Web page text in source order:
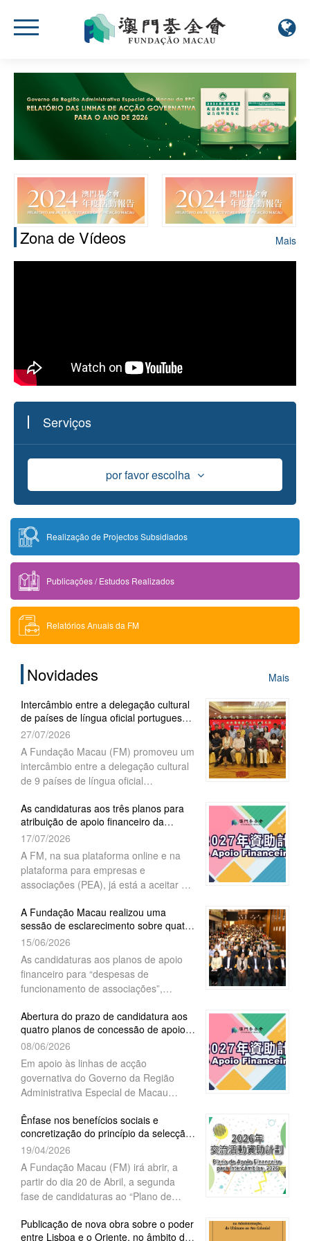
Zona de Vídeos Mais
Serviços
por favor escolha
Apoio Financeiro
Bolsa de Estudo
Uso das Instalações
Download
Solicitação de Bilhetes de Entrada
Recrutamento
Realização de Projectos Subsidiados
Publicações / Estudos Realizados
Relatórios Anuais da FM
Novidades
Mais
Intercâmbio entre a delegação cultural
de países de língua oficial portuguesa
e académicos de Macau
27/07/2026
A Fundação Macau (FM) promoveu um
intercâmbio entre a delegação cultural
de 9 países de língua oficial
Presidente do Conselho de
Administração da FM, Wu Zhiliang, fez
uma apresentação dos êxitos socio-
económicos alcançados após o retorno
de Macau à Pátria, tendo sempre por
base o princípio “Um País, Dois
os resultados resultantes da
preservação das características
culturais únicas de Macau, salientando
a importância de manter uma relação
de cooperação económica, comercial e
cultural entre Macau e os países de
língua portuguesa. Disse, ainda, que
tinha como expectativa que o encontro
pudesse ajudar a estreitar e aprofundar
a cooperação entre Macau e os países
de língua portuguesa nas áreas
académica e cultural.
As candidaturas aos três planos para
atribuição de apoio financeiro da
Fundação Macau para o ano 202...
17/07/2026
A FM, na sua plataforma online e na
plataforma para empresas e
associações (PEA), já está a aceitar as
financeiro de 2027 aos três planos
-“Projectos académicos”,
“Intercâmbios” (1ª fase) e “Actividades
comunitárias”, sendo que as mesmas
terminam a 24 de Julho de 2026,
A Fundação Macau realizou uma
sessão de esclarecimento sobre quatro
planos de apoio financeiro
15/06/2026
As candidaturas aos planos de apoio
financeiro para “despesas de
funcionamento de associações”,
(1.ª fase) e “actividades comunitárias”
para o ano de 2027, decorrerão, a
partir do próximo dia 15 de Junho. A
Fundação Macau (FM),
Abertura do prazo de candidatura aos
quatro planos de concessão de apoio
financeiro, da Fundação Mac...
08/06/2026
Em apoio às linhas de acção
governativa do Governo da Região
Administrativa Especial de Macau
integração na conjuntura nacional,
estimular o desenvolvimento da
sociedade, melhorar o bem-estar dos
cidadãos e preservar as características
comunitárias da RAEM, a Fundação
Macau (FM) deliberou pela
concessão de apoio financeiro,
nomeadamente, para apoiar “despesas
Ênfase nos benefícios sociais e
concretização do princípio da selecção
por mérito Fundação Macau abr...
19/04/2026
A Fundação Macau (FM) irá abrir, a
partir do dia 20 de Abril, a segunda
fase de candidaturas ao “Plano de
2026”. As associações que não tenham
Publicação de nova obra sobre o poder
entre Lisboa e o Oriente, no âmbito da